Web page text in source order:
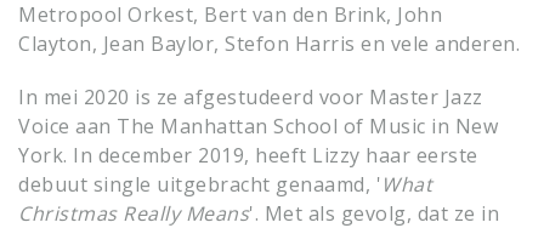
Metropool Orkest, Bert van den Brink, John
Clayton, Jean Baylor, Stefon Harris en vele anderen.
In mei 2020 is ze afgestudeerd voor Master Jazz
Voice aan The Manhattan School of Music in New
York. In december 2019, heeft Lizzy haar eerste
debuut single uitgebracht genaamd, 'What
Christmas Really Means'. Met als gevolg, dat ze in